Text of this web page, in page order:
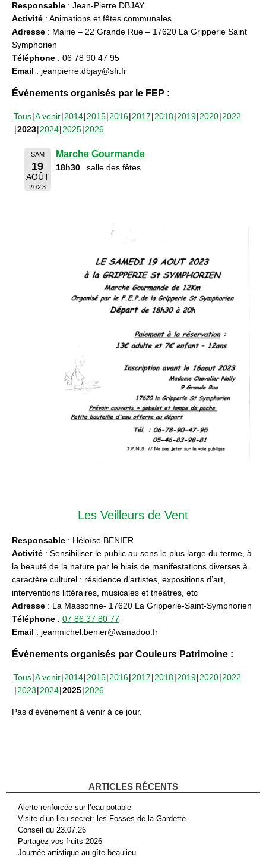
Responsable : Jean-Pierre DBJAY
Activité : Animations et fêtes communales
Adresse : Mairie – 22 Grande Rue – 17620 La Gripperie Saint
Symphorien
Téléphone : 06 78 90 47 95
Email : jeanpierre.dbjay@sfr.fr
Événements organisés par le FEP :
Tous A venir 2014 2015 2016 2017 2018 2019 2020 2022
2023 2024 2025 2026
SAM
19
AOÛT
2023
Marche Gourmande
18h30 salle des fêtes
Les Veilleurs de Vent
Responsable : Héloïse BENIER
Activité : Sensibiliser le public au sens le plus large du terme, à
la beauté de la nature par le biais de manifestations diverses à
caractère culturel : résidence d’artistes, expositions d’art,
interventions littéraires, musicales et théâtres, etc
Adresse : La Massonne- 17620 La Gripperie-Saint-Symphorien
Téléphone : 07 86 37 80 77
Email : jeanmichel.benier@wanadoo.fr
Événements organisés par Couleurs Patrimoine :
Tous A venir 2014 2015 2016 2017 2018 2019 2020 2022
2023 2024 2025 2026
Pas d'événement à venir à ce jour.
ARTICLES RÉCENTS
Alerte renforcée sur l’eau potable
Visite d’un lieu secret: les Fosses de la Gardette
Conseil du 23.07.26
Partagez vos fruits 2026
Journée artistique au gîte beaulieu